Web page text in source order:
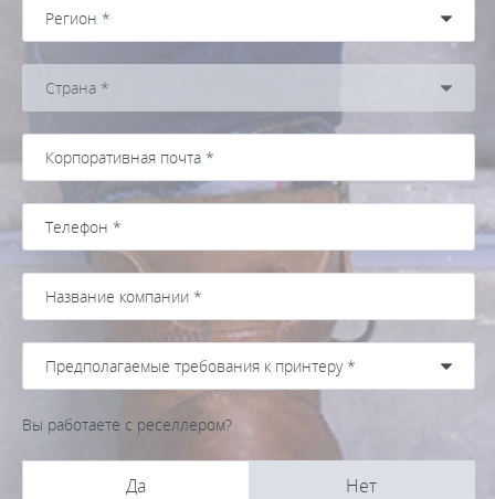
Вы работаете с реселлером?
Да Нет